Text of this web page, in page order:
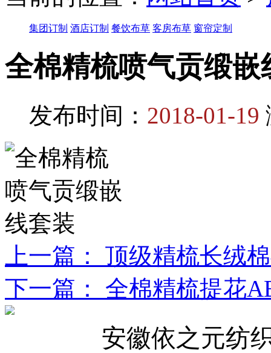
集团订制 酒店订制 餐饮布草 客房布草 窗帘定制
全棉精梳喷气贡缎嵌
发布时间： 2018-01-19
上一篇： 顶级精梳长绒
下一篇： 全棉精梳提花
安徽依之元纺